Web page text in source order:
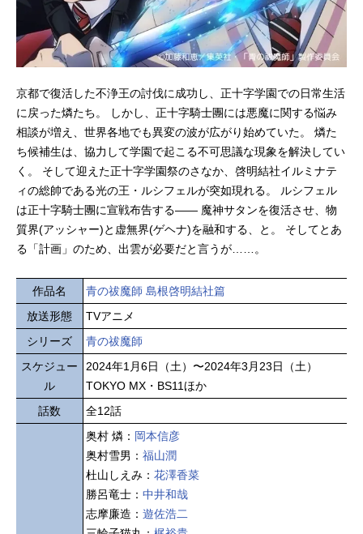
京都で復活した不浄王の討伐に成功し、正十字学園での日常生活
に戻った燐たち。 しかし、正十字騎士團には悪魔に関する悩み
相談が増え、世界各地でも異変の波が広がり始めていた。 燐た
ち候補生は、協力して学園で起こる不可思議な現象を解決してい
く。 そして迎えた正十字学園祭のさなか、啓明結社イルミナテ
ィの総帥である光の王・ルシフェルが突如現れる。 ルシフェル
は正十字騎士團に宣戦布告する—— 魔神サタンを復活させ、物
質界(アッシャー)と虚無界(ゲヘナ)を融和する、と。 そしてとあ
る「計画」のため、出雲が必要だと言うが……。
作品名
青の祓魔師 島根啓明結社篇
放送形態
TVアニメ
シリーズ
青の祓魔師
スケジュー
ル
2024年1月6日（土）〜2024年3月23日（土）
TOKYO MX・BS11ほか
話数
全12話
奥村 燐： 岡本信彦
奥村雪男： 福山潤
杜山しえみ： 花澤香菜
勝呂竜士： 中井和哉
志摩廉造： 遊佐浩二